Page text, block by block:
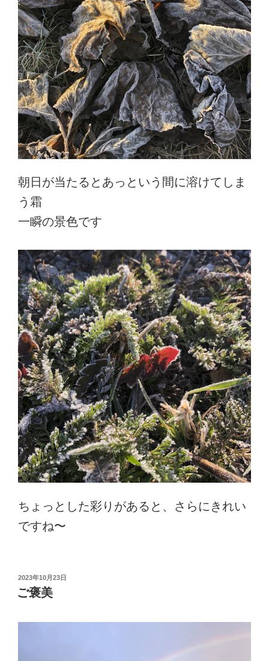
朝日が当たるとあっという間に溶けてしま
う霜
一瞬の景色です
ちょっとした彩りがあると、さらにきれい
ですね〜
投
稿
日:
2023年10月23日
ご褒美